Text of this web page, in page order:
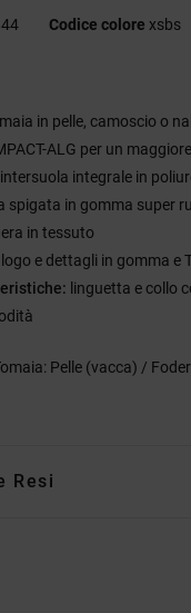
Codice colore xsbs
in pelle, camoscio o
ALG per un
intersuola integrale in
spigata in gomma super
in tessuto
logo e dettagli in gomma e
linguetta e collo
Pelle (vacca) /
Resi